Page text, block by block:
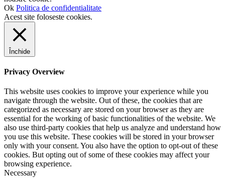
Ok Politica de confidentialitate
Acest site foloseste cookies.
Închide
Privacy Overview
This website uses cookies to improve your experience while you
navigate through the website. Out of these, the cookies that are
categorized as necessary are stored on your browser as they are
essential for the working of basic functionalities of the website. We
also use third-party cookies that help us analyze and understand how
you use this website. These cookies will be stored in your browser
only with your consent. You also have the option to opt-out of these
cookies. But opting out of some of these cookies may affect your
browsing experience.
Necessary